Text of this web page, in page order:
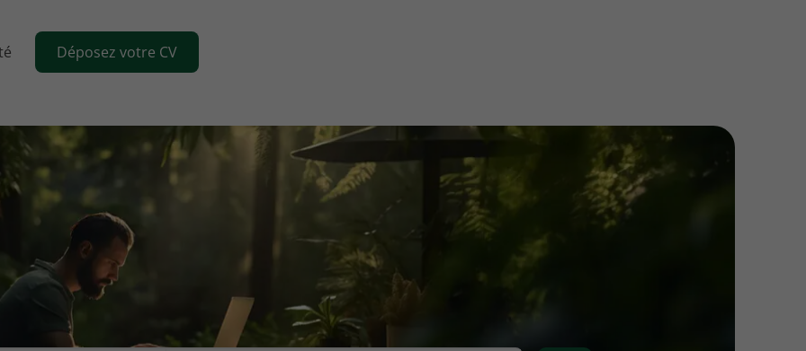
Déposez votre CV